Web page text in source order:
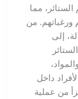
مما
من
داخل
من عملية